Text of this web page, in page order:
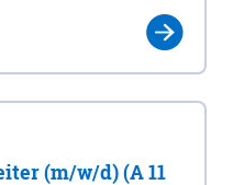
(m/w/d) (A 11